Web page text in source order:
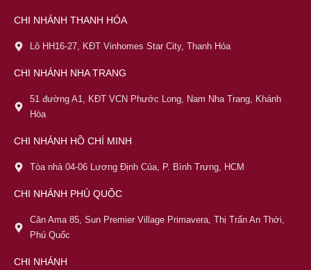
CHI NHÁNH THANH HÓA
Lô HH16-27, KĐT Vinhomes Star City, Thanh Hóa
CHI NHÁNH NHA TRANG
51 đường A1, KĐT VCN Phước Long, Nam Nha Trang, Khánh
Hòa
CHI NHÁNH HỒ CHÍ MINH
Tòa nhà 04-06 Lương Định Của, P. Bình Trưng, HCM
CHI NHÁNH PHÚ QUỐC
Căn Ama 85, Sun Premier Village Primavera, Thị Trấn An Thới,
Phú Quốc
CHI NHÁNH